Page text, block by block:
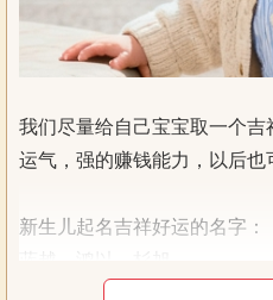
我们尽量给自己宝宝取一个
运气，强的赚钱能力，以后也
新生儿起名吉祥好运的名字：